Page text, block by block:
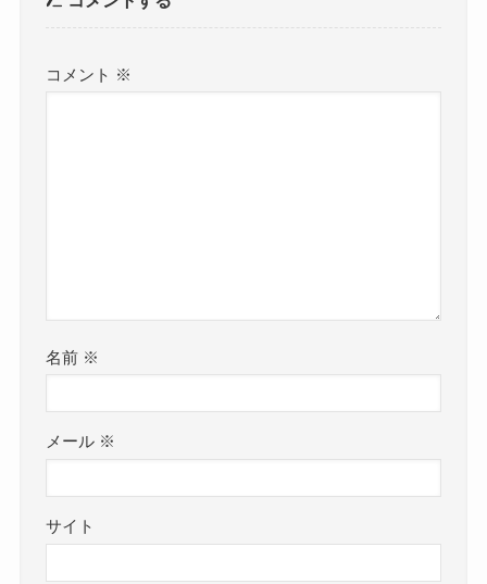
コメント ※
名前 ※
メール ※
サイト